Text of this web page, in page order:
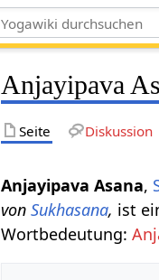
Anjayipava
Seite Diskussion
Anjayipava Asana,
vonSukhasana, ist
Wortbedeutung: